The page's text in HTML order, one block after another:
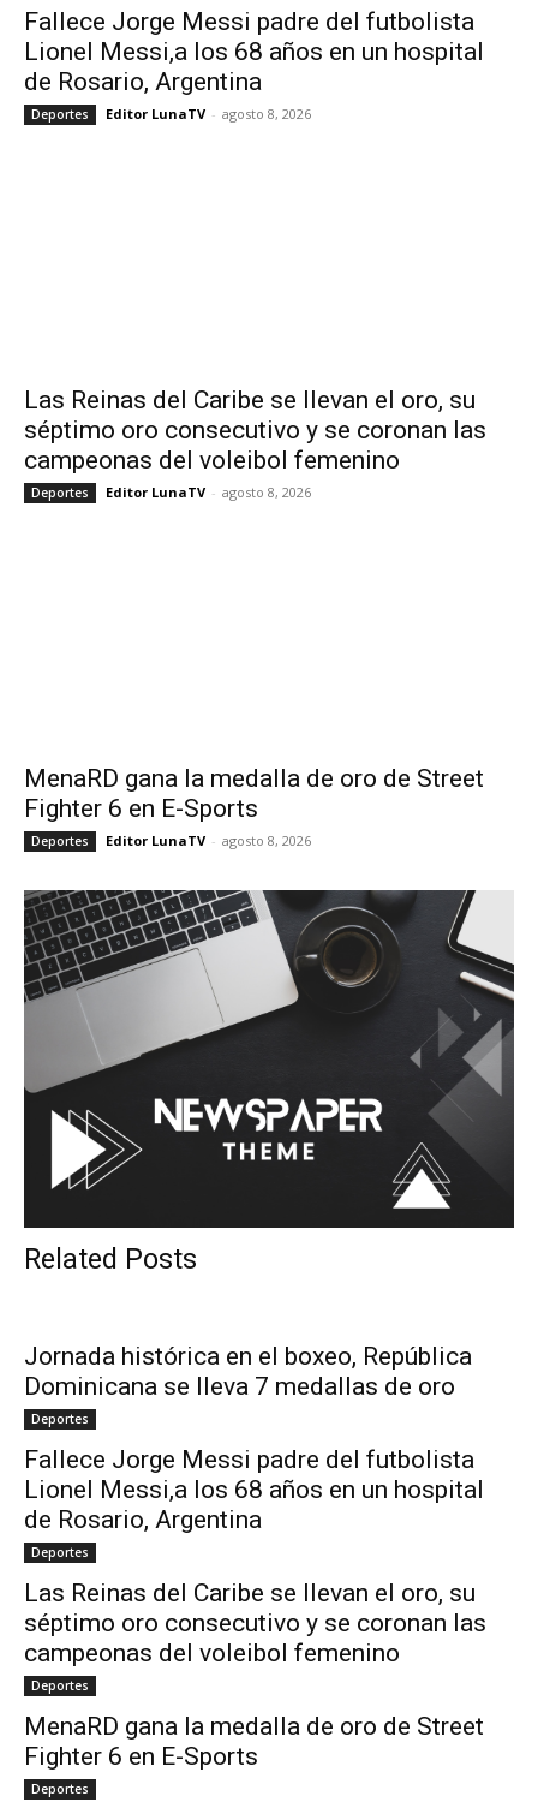
Fallece Jorge Messi padre del futbolista
Lionel Messi,a los 68 años en un hospital
de Rosario, Argentina
Deportes Editor LunaTV - agosto 8, 2026
Las Reinas del Caribe se llevan el oro, su
séptimo oro consecutivo y se coronan las
campeonas del voleibol femenino
Deportes Editor LunaTV - agosto 8, 2026
MenaRD gana la medalla de oro de Street
Fighter 6 en E-Sports
Deportes Editor LunaTV - agosto 8, 2026
Related Posts
Jornada histórica en el boxeo, República
Dominicana se lleva 7 medallas de oro
Deportes
Fallece Jorge Messi padre del futbolista
Lionel Messi,a los 68 años en un hospital
de Rosario, Argentina
Deportes
Las Reinas del Caribe se llevan el oro, su
séptimo oro consecutivo y se coronan las
campeonas del voleibol femenino
Deportes
MenaRD gana la medalla de oro de Street
Fighter 6 en E-Sports
Deportes